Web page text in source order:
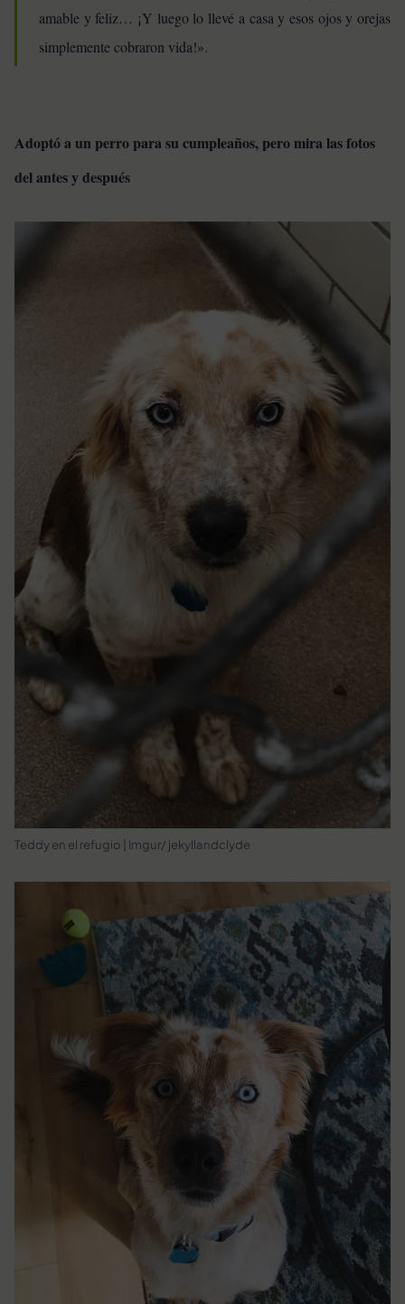
amable y feliz… ¡Y luego lo llevé a casa y esos ojos y orejas
simplemente cobraron vida!».
Adoptó a un perro para su cumpleaños, pero mira las fotos
del antes y después
Teddy en el refugio | Imgur/ jekyllandclyde